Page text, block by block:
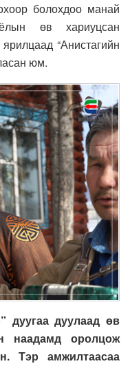
болохдоо манай
өв хариуцсан
“Анистагийн
юм.
дуугаа дуулаад өв
наадамд оролцож
Тэр амжилтаасаа